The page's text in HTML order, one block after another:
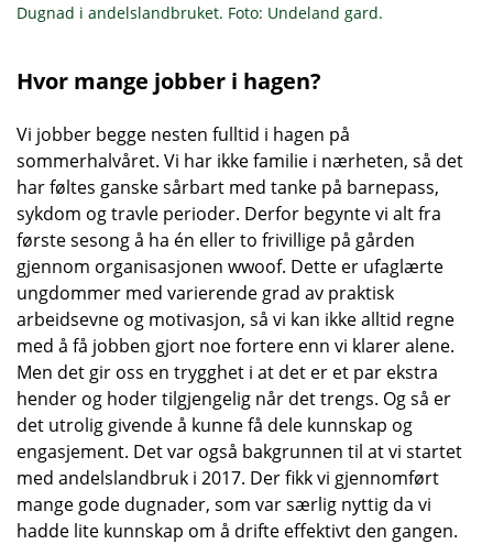
Dugnad i andelslandbruket. Foto: Undeland gard.
Hvor mange jobber i hagen?
Vi jobber begge nesten fulltid i hagen på
sommerhalvåret. Vi har ikke familie i nærheten, så det
har føltes ganske sårbart med tanke på barnepass,
sykdom og travle perioder. Derfor begynte vi alt fra
første sesong å ha én eller to frivillige på gården
gjennom organisasjonen wwoof. Dette er ufaglærte
ungdommer med varierende grad av praktisk
arbeidsevne og motivasjon, så vi kan ikke alltid regne
med å få jobben gjort noe fortere enn vi klarer alene.
Men det gir oss en trygghet i at det er et par ekstra
hender og hoder tilgjengelig når det trengs. Og så er
det utrolig givende å kunne få dele kunnskap og
engasjement. Det var også bakgrunnen til at vi startet
med andelslandbruk i 2017. Der fikk vi gjennomført
mange gode dugnader, som var særlig nyttig da vi
hadde lite kunnskap om å drifte effektivt den gangen.